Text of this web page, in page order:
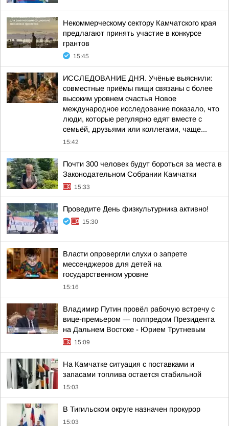
Некоммерческому сектору Камчатского края
предлагают принять участие в конкурсе
грантов
15:45
ИССЛЕДОВАНИЕ ДНЯ. Учёные выяснили:
совместные приёмы пищи связаны с более
высоким уровнем счастья Новое
международное исследование показало, что
люди, которые регулярно едят вместе с
семьёй, друзьями или коллегами, чаще...
15:42
Почти 300 человек будут бороться за места в
Законодательном Собрании Камчатки
15:33
Проведите День физкультурника активно!
15:30
Власти опровергли слухи о запрете
мессенджеров для детей на
государственном уровне
15:16
Владимир Путин провёл рабочую встречу с
вице-премьером — полпредом Президента
на Дальнем Востоке - Юрием Трутневым
15:09
На Камчатке ситуация с поставками и
запасами топлива остается стабильной
15:03
В Тигильском округе назначен прокурор
15:03